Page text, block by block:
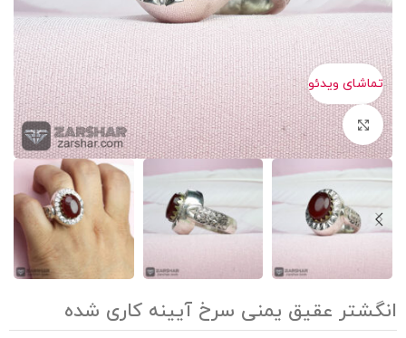
ویدئو
برای بزرگنمایی کلیک کنید
عقیق یمنی سرخ آیینه کاری شده